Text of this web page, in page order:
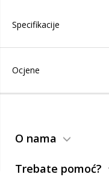
Specifikacije
Ocjene
O nama
Trebate pomoć?